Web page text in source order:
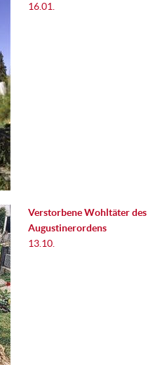
16.01.
Verstorbene Wohltäter des
Augustinerordens
13.10.